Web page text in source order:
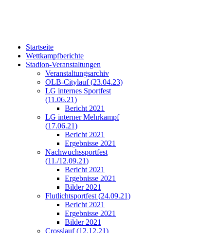
Startseite
Wettkampfberichte
Stadion-Veranstaltungen
Veranstaltungsarchiv
OLB-Citylauf (23.04.23)
LG internes Sportfest
(11.06.21)
Bericht 2021
LG interner Mehrkampf
(17.06.21)
Bericht 2021
Ergebnisse 2021
Nachwuchssportfest
(11./12.09.21)
Bericht 2021
Ergebnisse 2021
Bilder 2021
Flutlichtsportfest (24.09.21)
Bericht 2021
Ergebnisse 2021
Bilder 2021
Crosslauf (12.12.21)